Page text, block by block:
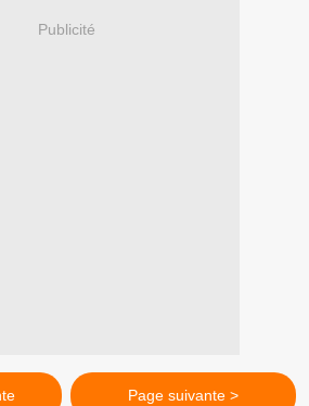
Publicité
Page suivante >